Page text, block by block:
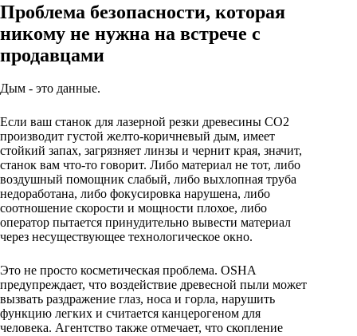
Проблема безопасности, которая
никому не нужна на встрече с
продавцами
Дым - это данные.
Если ваш станок для лазерной резки древесины CO2
производит густой желто-коричневый дым, имеет
стойкий запах, загрязняет линзы и чернит края, значит,
станок вам что-то говорит. Либо материал не тот, либо
воздушный помощник слабый, либо выхлопная труба
недоработана, либо фокусировка нарушена, либо
соотношение скорости и мощности плохое, либо
оператор пытается принудительно вывести материал
через несуществующее технологическое окно.
Это не просто косметическая проблема. OSHA
предупреждает, что воздействие древесной пыли может
вызвать раздражение глаз, носа и горла, нарушить
функцию легких и считается канцерогеном для
человека. Агентство также отмечает, что скопление